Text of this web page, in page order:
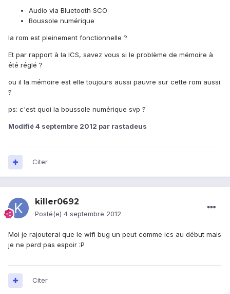
Audio via Bluetooth SCO
Boussole numérique
la rom est pleinement fonctionnelle ?
Et par rapport à la ICS, savez vous si le problème de mémoire à
été réglé ?
ou il la mémoire est elle toujours aussi pauvre sur cette rom aussi
?
ps: c'est quoi la boussole numérique svp ?
Modifié4 septembre 2012 par rastadeus
Citer
killer0692
Posté(e) 4 septembre 2012
Moi je rajouterai que le wifi bug un peut comme ics au début mais
je ne perd pas espoir :P
Citer